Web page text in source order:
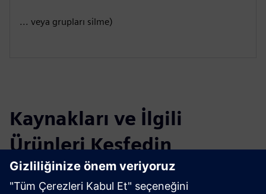
... veya grupları silme)
Kaynakları ve İlgili
Ürünleri Keşfedin
Ek Bilgiler ve Kaynaklar